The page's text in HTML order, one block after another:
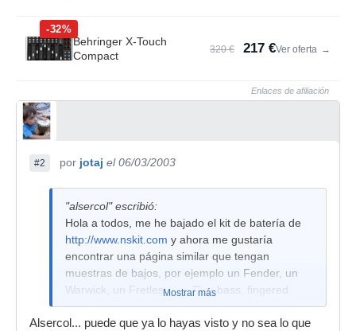
-32%
Behringer X-Touch
Compact
320 € 217 €Ver oferta →
Enlaces de afiliación
#2 por jotaj el 06/03/2003
"alsercol" escribió:
Hola a todos, me he bajado el kit de batería de
http://www.nskit.com y ahora me gustaría
encontrar una página similar que tengan
muestras de bajos, por ejemplo un Fender, un
Warwick, un Fretless, un Slap bass, fingered
bass, etc. para crear mis propios patches de
bajo.
Mostrar más
Alsercol... puede que ya lo hayas visto y no sea lo que